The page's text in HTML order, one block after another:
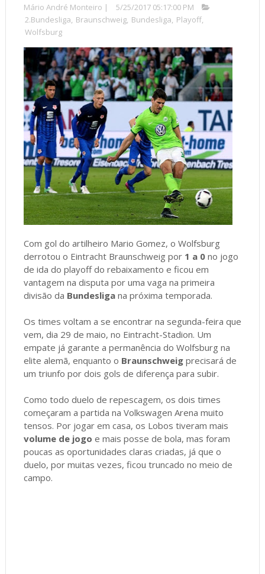
Mário André Monteiro |
5/25/2017 05:17:00 PM
2.Bundesliga, Braunschweig, Bundesliga, Playoff,
Wolfsburg
Com gol do artilheiro Mario Gomez, o Wolfsburg
derrotou o Eintracht Braunschweig por 1 a 0no jogo
de ida do playoff do rebaixamento e ficou em
vantagem na disputa por uma vaga na primeira
divisão da Bundesliga na próxima temporada.
Os times voltam a se encontrar na segunda-feira que
vem, dia 29 de maio, no Eintracht-Stadion. Um
empate já garante a permanência do Wolfsburg na
elite alemã, enquanto o Braunschweig precisará de
um triunfo por dois gols de diferença para subir.
Como todo duelo de repescagem, os dois times
começaram a partida na Volkswagen Arena muito
tensos. Por jogar em casa, os Lobos tiveram mais
volume de jogo e mais posse de bola, mas foram
poucas as oportunidades claras criadas, já que o
duelo, por muitas vezes, ficou truncado no meio de
campo.